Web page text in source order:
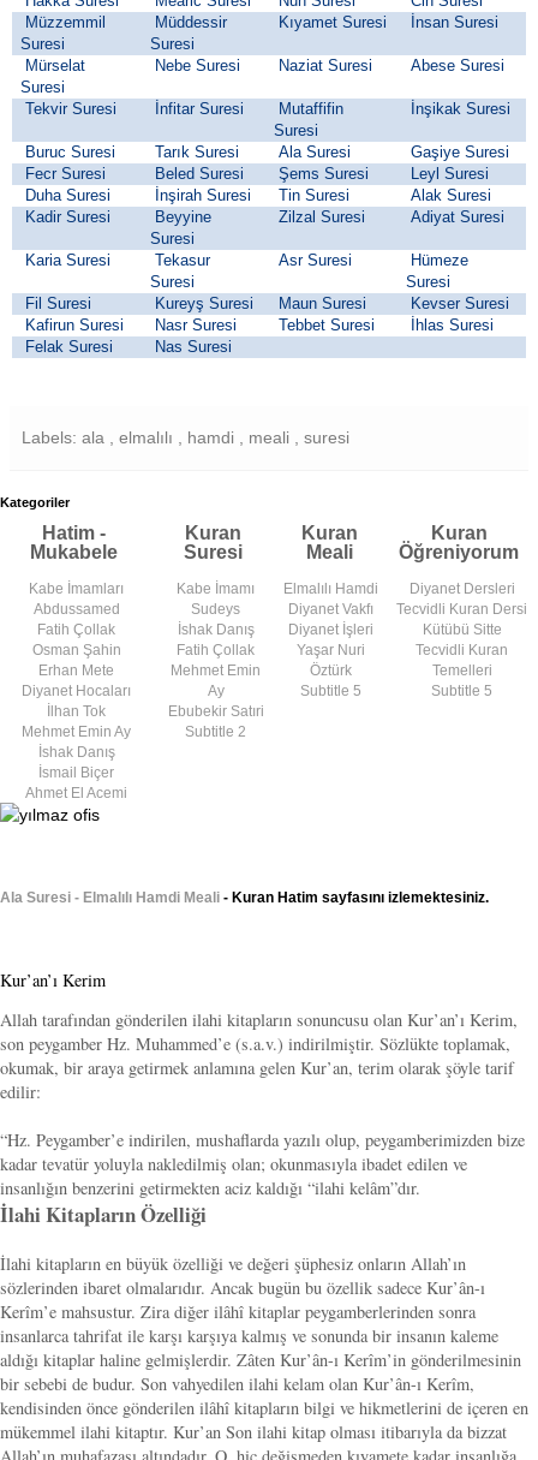
Müzzemmil
Suresi
Müddessir
Suresi
Kıyamet Suresi İnsan Suresi
Mürselat
Suresi
Nebe Suresi Naziat Suresi Abese Suresi
Tekvir Suresi İnfitar Suresi
Mutaffifin
Suresi
İnşikak Suresi
Buruc Suresi Tarık Suresi Ala Suresi
Gaşiye Suresi
Fecr Suresi
Beled Suresi Şems Suresi
Leyl Suresi
Duha Suresi
İnşirah Suresi Tin Suresi
Alak Suresi
Kadir Suresi
Beyyine
Suresi
Zilzal Suresi Adiyat Suresi
Karia Suresi
Tekasur
Suresi
Asr Suresi
Hümeze
Suresi
Fil Suresi
Kureyş Suresi Maun Suresi
Kevser Suresi
Kafirun Suresi
Nasr Suresi Tebbet Suresi
İhlas Suresi
Felak Suresi
Nas Suresi
Labels: ala , elmalılı , hamdi , meali , suresi
Kategoriler
Hatim -
Mukabele
Kuran
Suresi
Kuran
Meali
Kuran
Öğreniyorum
Kabe İmamları
Abdussamed
Fatih Çollak
Osman Şahin
Erhan Mete
Diyanet Hocaları
İlhan Tok
Mehmet Emin Ay
İshak Danış
İsmail Biçer
Ahmet El Acemi
Kabe İmamı
Sudeys
İshak Danış
Fatih Çollak
Mehmet Emin
Ay
Ebubekir Satıri
Subtitle 2
Elmalılı Hamdi
Diyanet Vakfı
Diyanet İşleri
Yaşar Nuri
Öztürk
Subtitle 5
Diyanet Dersleri
Tecvidli Kuran Dersi
Kütübü Sitte
Tecvidli Kuran
Temelleri
Subtitle 5
Ala Suresi - Elmalılı Hamdi Meali - Kuran Hatim sayfasını izlemektesiniz.
Kur’an’ı Kerim
Allah tarafından gönderilen ilahi kitapların sonuncusu olan Kur’an’ı Kerim,
son peygamber Hz. Muhammed’e (s.a.v.) indirilmiştir. Sözlükte toplamak,
okumak, bir araya getirmek anlamına gelen Kur’an, terim olarak şöyle tarif
edilir:
“Hz. Peygamber’e indirilen, mushaflarda yazılı olup, peygamberimizden bize
kadar tevatür yoluyla nakledilmiş olan; okunmasıyla ibadet edilen ve
insanlığın benzerini getirmekten aciz kaldığı “ilahi kelâm”dır.
İlahi Kitapların Özelliği
İlahi kitapların en büyük özelliği ve değeri şüphesiz onların Allah’ın
sözlerinden ibaret olmalarıdır. Ancak bugün bu özellik sadece Kur’ân-ı
Kerîm’e mahsustur. Zira diğer ilâhî kitaplar peygamberlerinden sonra
insanlarca tahrifat ile karşı karşıya kalmış ve sonunda bir insanın kaleme
aldığı kitaplar haline gelmişlerdir. Zâten Kur’ân-ı Kerîm’in gönderilmesinin
bir sebebi de budur. Son vahyedilen ilahi kelam olan Kur’ân-ı Kerîm,
kendisinden önce gönderilen ilâhî kitapların bilgi ve hikmetlerini de içeren en
mükemmel ilahi kitaptır. Kur’an Son ilahi kitap olması itibarıyla da bizzat